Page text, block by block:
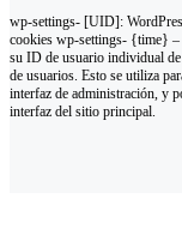
wp-settings- [UID]:
cookies wp-settings- {time}
su ID de usuario individual de
de usuarios. Esto se utiliza
interfaz de administración, y
interfaz del sitio principal.